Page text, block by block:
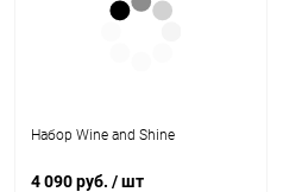
Набор Wine and Shine
4 090 руб. / шт